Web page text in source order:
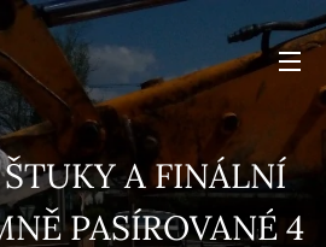
A FINÁLNÍ
PASÍROVANÉ 4